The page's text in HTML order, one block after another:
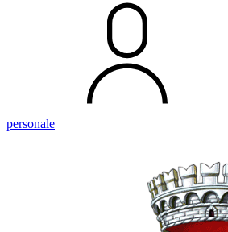
personale